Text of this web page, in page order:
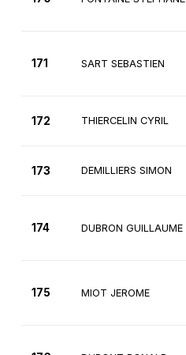
171 SART SEBASTIEN
172 THIERCELIN CYRIL
173 DEMILLIERS SIMON
174 DUBRON GUILLAUME
175 MIOT JEROME